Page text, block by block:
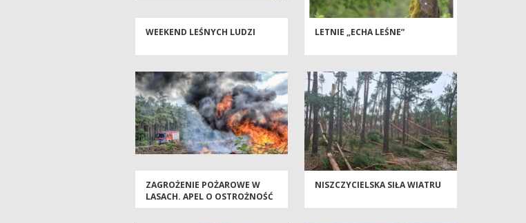
WEEKEND LEŚNYCH LUDZI LETNIE „ECHA LEŚNE”
ZAGROŻENIE POŻAROWE W
LASACH. APEL O OSTROŻNOŚĆ
NISZCZYCIELSKA SIŁA WIATRU